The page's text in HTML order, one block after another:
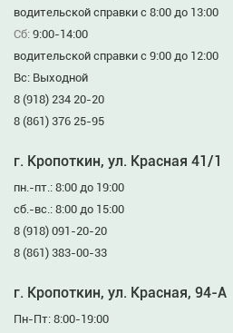
водительской справки с 8:00 до 13:00
Сб: 9:00-14:00
водительской справки с 9:00 до 12:00
Вс: Выходной
8 (918) 234 20-20
8 (861) 376 25-95
г. Кропоткин, ул. Красная 41/1
пн.-пт.: 8:00 до 19:00
сб.-вс.: 8:00 до 15:00
8 (918) 091-20-20
8 (861) 383-00-33
г. Кропоткин, ул. Красная, 94-А
Пн-Пт: 8:00-19:00